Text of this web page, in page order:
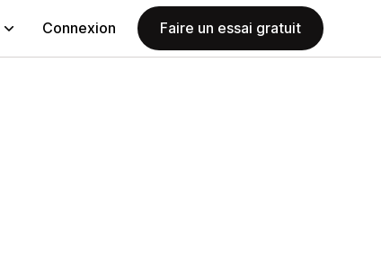
Connexion Faire un essai gratuit